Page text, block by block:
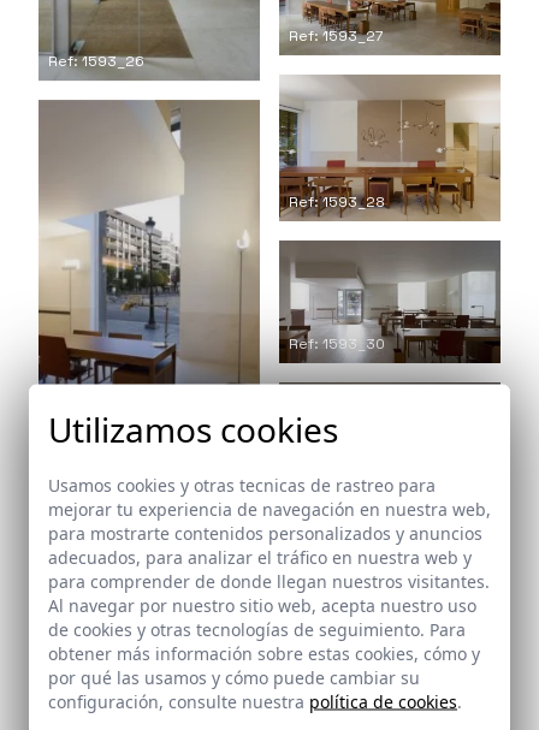
Ref: 1593_26
Ref: 1593_27
Ref: 1593_28
Ref: 1593_29
Ref: 1593_30
Ref: 1593_31
Ref: 1593_32
Ref: 1593_33
Utilizamos cookies
Usamos cookies y otras tecnicas de rastreo para
mejorar tu experiencia de navegación en nuestra web,
para mostrarte contenidos personalizados y anuncios
adecuados, para analizar el tráfico en nuestra web y
para comprender de donde llegan nuestros visitantes.
Al navegar por nuestro sitio web, acepta nuestro uso
de cookies y otras tecnologías de seguimiento. Para
obtener más información sobre estas cookies, cómo y
por qué las usamos y cómo puede cambiar su
configuración, consulte nuestra política de cookies.